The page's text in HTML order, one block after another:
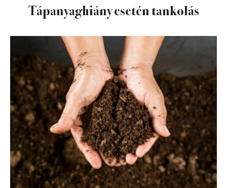
Tápanyaghiány esetén tankolás